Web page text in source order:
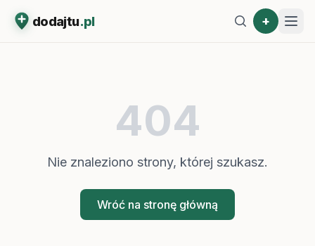
dodajtu.pl +
404
Nie znaleziono strony, której szukasz.
Wróć na stronę główną